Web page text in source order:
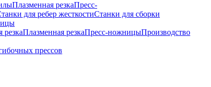
Плазменная резкаПресс-
для ребер жесткостиСтанки для сборки
резкаПлазменная резкаПресс-ножницыПроизводство
прессов